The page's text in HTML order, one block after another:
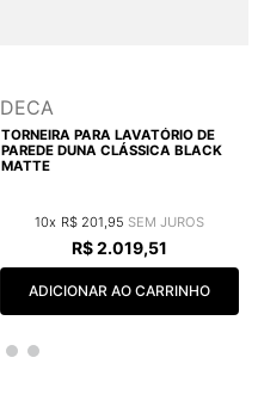
DECA
TORNEIRA PARA LAVATÓRIO DE
PAREDE DUNA CLÁSSICA BLACK
MATTE
10 R$ 201 95
R$2.019,51
ADICIONAR AO CARRINHO